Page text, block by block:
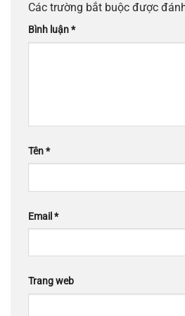
Các trường bắt buộc được
Bình luận*
Tên*
Email *
Trang web